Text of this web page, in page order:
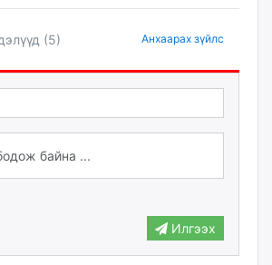
(5) Анхаарах зүйлс
Илгээх